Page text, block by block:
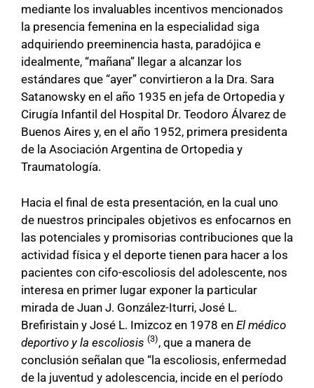
mediante los invaluables incentivos mencionados
la presencia femenina en la especialidad siga
adquiriendo preeminencia hasta, paradójica e
idealmente, “mañana” llegar a alcanzar los
estándares que “ayer” convirtieron a la Dra. Sara
Satanowsky en el año 1935 en jefa de Ortopedia y
Cirugía Infantil del Hospital Dr. Teodoro Álvarez de
Buenos Aires y, en el año 1952, primera presidenta
de la Asociación Argentina de Ortopedia y
Traumatología.
Hacia el final de esta presentación, en la cual uno
de nuestros principales objetivos es enfocarnos en
las potenciales y promisorias contribuciones que la
actividad física y el deporte tienen para hacer a los
pacientes con cifo-escoliosis del adolescente, nos
interesa en primer lugar exponer la particular
mirada de Juan J. González-Iturri, José L.
Brefiristain y José L. Imizcoz en 1978 en El médico
deportivo y la escoliosis (3), que a manera de
conclusión señalan que “la escoliosis, enfermedad
de la juventud y adolescencia, incide en el período